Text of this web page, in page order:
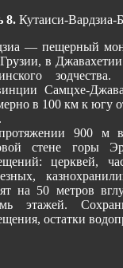
8.Кутаиси-Вардзиа-
— пещерный
в
Самцхе-
в 100 км к югу
900 м
стене горы
церквей,
на 50 метров
этажей.
остатки